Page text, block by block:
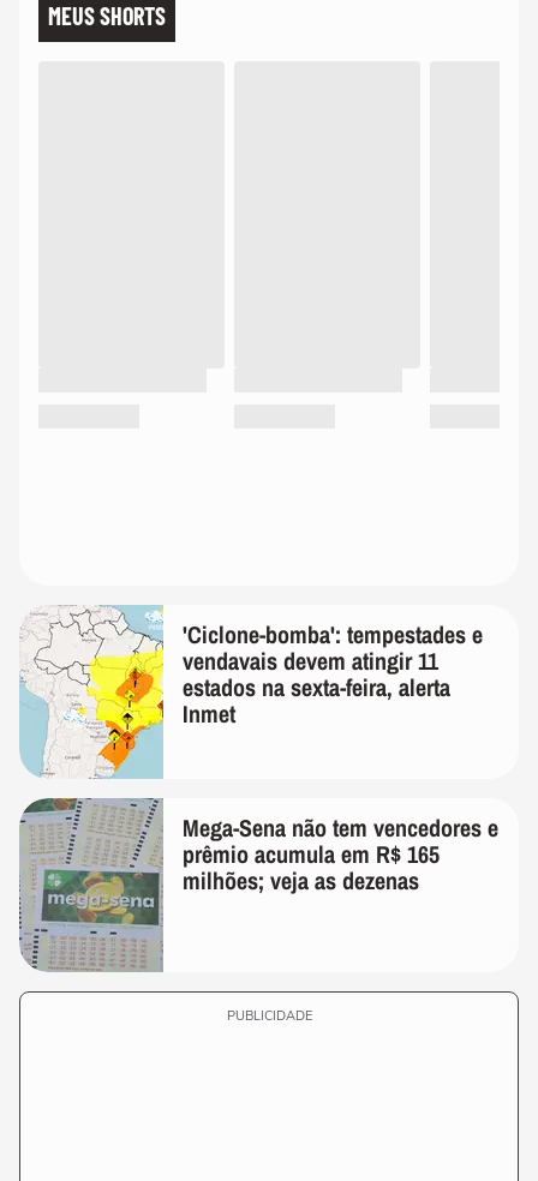
MEUS SHORTS
'Ciclone-bomba': tempestades e
vendavais devem atingir 11
estados na sexta-feira, alerta
Inmet
Mega-Sena não tem vencedores e
prêmio acumula em R$ 165
milhões; veja as dezenas
PUBLICIDADE